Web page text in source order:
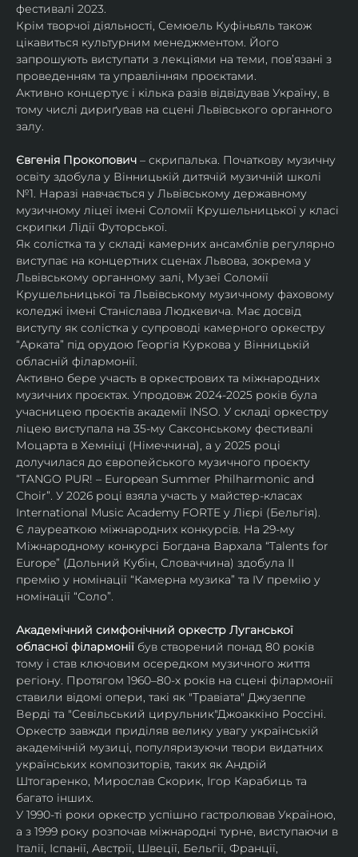
фестивалі 2023.
Крім творчої діяльності, Семюель Куфіньяль також
цікавиться культурним менеджментом. Його
запрошують виступати з лекціями на теми, пов’язані з
проведенням та управлінням проєктами.
Активно концертує і кілька разів відвідував Україну, в
тому числі дириґував на сцені Львівського органного
залу.
Євгенія Прокопович – скрипалька. Початкову музичну
освіту здобула у Вінницькій дитячій музичній школі
№1. Наразі навчається у Львівському державному
музичному ліцеї імені Соломії Крушельницької у класі
скрипки Лідії Футорської.
Як солістка та у складі камерних ансамблів регулярно
виступає на концертних сценах Львова, зокрема у
Львівському органному залі, Музеї Соломії
Крушельницької та Львівському музичному фаховому
коледжі імені Станіслава Людкевича. Має досвід
виступу як солістка у супроводі камерного оркестру
“Арката” під орудою Георгія Куркова у Вінницькій
обласній філармонії.
Активно бере участь в оркестрових та міжнародних
музичних проєктах. Упродовж 2024-2025 років була
учасницею проєктів академії INSO. У складі оркестру
ліцею виступала на 35-му Саксонському фестивалі
Моцарта в Хемніці (Німеччина), а у 2025 році
долучилася до європейського музичного проєкту
“TANGO PUR! – European Summer Philharmonic and
Choir”. У 2026 році взяла участь у майстер-класах
International Music Academy FORTE у Лієрі (Бельгія).
Є лауреаткою міжнародних конкурсів. На 29-му
Міжнародному конкурсі Богдана Вархала “Talents for
Europe” (Дольний Кубін, Словаччина) здобула ІІ
премію у номінації “Камерна музика” та IV премію у
номінації “Соло”.
Академічний симфонічний оркестр Луганської
обласної філармонії був створений понад 80 років
тому і став ключовим осередком музичного життя
регіону. Протягом 1960–80-х років на сцені філармонії
ставили відомі опери, такі як "Травіата" Джузеппе
Верді та "Севільський цирульник"Джоаккіно Россіні.
Оркестр завжди приділяв велику увагу українській
академічній музиці, популяризуючи твори видатних
українських композиторів, таких як Андрій
Штогаренко, Мирослав Скорик, Ігор Карабиць та
багато інших.
У 1990-ті роки оркестр успішно гастролював Україною,
а з 1999 року розпочав міжнародні турне, виступаючи в
Італії, Іспанії, Австрії, Швеції, Бельгії, Франції,